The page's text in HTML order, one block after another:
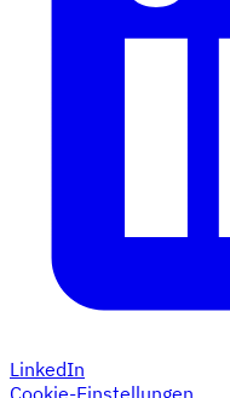
LinkedIn
Cookie-Einstellungen